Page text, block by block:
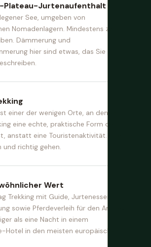
Plateau-Jurtenaufenthalt
See, umgeben von
Nomadenlagern. Mindestens zwei
Dämmerung und
hier sind etwas, das Sie
einer der wenigen Orte, an denen
eine echte, praktische Form der
anstatt eine Touristenaktivität. Über
und richtig gehen.
Wert
Trekking mit Guide, Jurtenessen und
sowie Pferdeverleih für den Anstieg
als eine Nacht in einem
Hotel in den meisten europäischen